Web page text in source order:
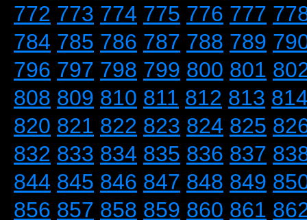
772 773 774 775 776 777
784 785 786 787 788 789
796 797 798 799 800 801
808 809 810 811 812 813
820 821 822 823 824 825
832 833 834 835 836 837
844 845 846 847 848 849
856 857 858 859 860 861